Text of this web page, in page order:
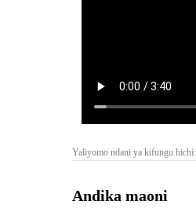
Yaliyomo ndani ya kifungu hichi:
Andika maoni